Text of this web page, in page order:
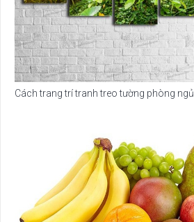
Cách trang trí tranh treo tường phòng ngủ